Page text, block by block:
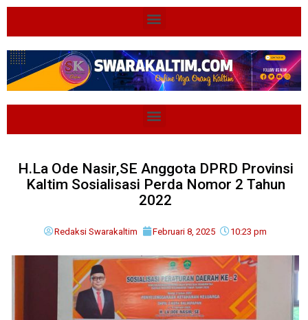
H.La Ode Nasir,SE Anggota DPRD Provinsi
Kaltim Sosialisasi Perda Nomor 2 Tahun
2022
Redaksi Swarakaltim Februari 8, 2025 10:23 pm